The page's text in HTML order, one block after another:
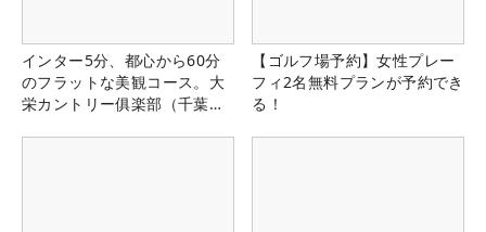
インター5分、都心から60分
のフラットな美観コース。大
栄カントリー俱楽部（千葉
【ゴルフ場予約】女性プレー
フィ2名無料プランが予約でき
る！